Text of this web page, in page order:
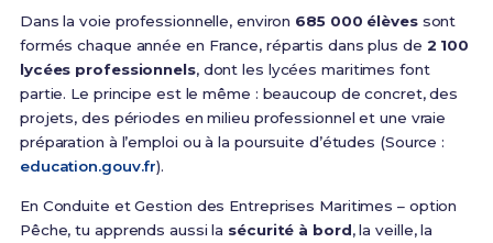
Dans la voie professionnelle, environ 685 000 élèvessont
formés chaque année en France, répartis dans plus de 2 100
lycées professionnels, dont les lycées maritimes font
partie. Le principe est le même : beaucoup de concret, des
projets, des périodes en milieu professionnel et une vraie
préparation à l’emploi ou à la poursuite d’études (Source :
education.gouv.fr).
En Conduite et Gestion des Entreprises Maritimes – option
Pêche, tu apprends aussi la sécurité à bord, la veille, la